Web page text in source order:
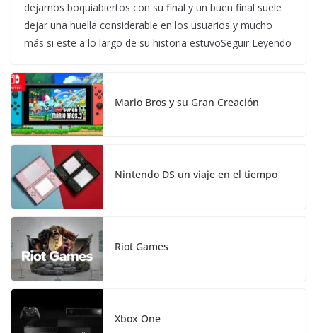
dejarnos boquiabiertos con su final y un buen final suele
dejar una huella considerable en los usuarios y mucho
más si este a lo largo de su historia estuvoSeguir Leyendo
Mario Bros y su Gran Creación
Nintendo DS un viaje en el tiempo
Riot Games
Xbox One